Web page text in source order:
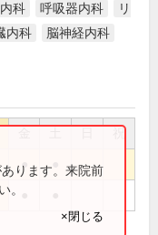
科 呼吸器内科
リ
内科
脳神経内科
祝
●
ります。来院前
。
×閉じる